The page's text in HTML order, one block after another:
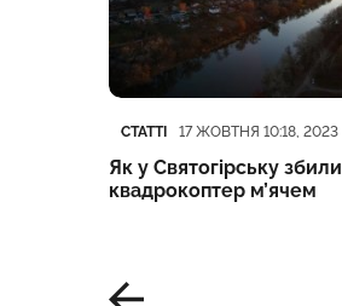
Категорія
СТАТТІ
Дата публікації
17 ЖОВТНЯ 10:18, 2023
Як у Святогірську збили
квадрокоптер м’ячем